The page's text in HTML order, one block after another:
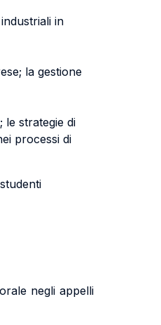
in
la gestione
le strategie di
processi di
negli appelli